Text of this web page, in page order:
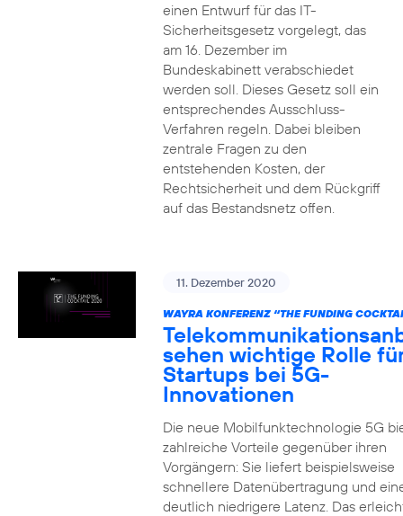
einen Entwurf für das IT-
Sicherheitsgesetz vorgelegt, das
am 16. Dezember im
Bundeskabinett verabschiedet
werden soll. Dieses Gesetz soll ein
entsprechendes Ausschluss-
Verfahren regeln. Dabei bleiben
zentrale Fragen zu den
entstehenden Kosten, der
Rechtsicherheit und dem Rückgriff
auf das Bestandsnetz offen.
11. Dezember 2020
WAYRA KONFERENZ “THE FUNDING
sehen wichtige Rolle
Startups bei 5G-
Innovationen
Die neue Mobilfunktechnologie 5G
zahlreiche Vorteile gegenüber ihren
Vorgängern: Sie liefert beispielsweise
schnellere Datenübertragung und
deutlich niedrigere Latenz. Das